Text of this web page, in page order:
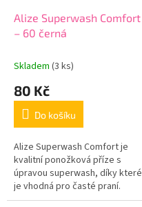
Alize Superwash Comfort
– 60 černá
Skladem (3 ks)
80 Kč
Do košíku
Alize Superwash Comfort je
kvalitní ponožková příze s
úpravou superwash, díky které
je vhodná pro časté praní.
Hotové výrobky jsou příjemné